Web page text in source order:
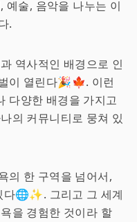
예술, 음악을 나누는 이
.
역사적인 배경으로 인
이 열린다🎉🍁. 이런
다양한 배경을 가지고
의 커뮤니티로 뭉쳐 있
의 한 구역을 넘어서,
다🌐✨. 그리고 그 세계
을 경험한 것이라 할